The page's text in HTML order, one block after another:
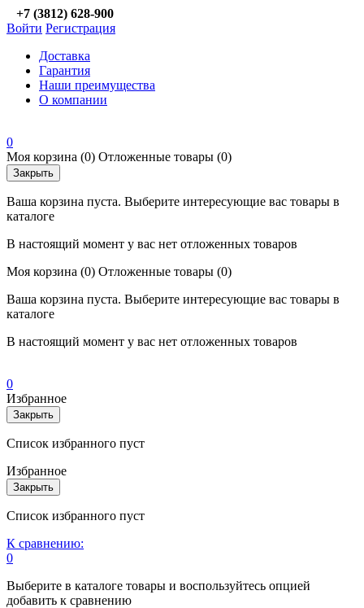
+7 (3812) 628-900
Войти Регистрация
Доставка
Гарантия
Наши преимущества
О компании
0
Моя корзина (0) Отложенные товары (0)
Закрыть
Ваша корзина пуста. Выберите интересующие вас товары в
каталоге
В настоящий момент у вас нет отложенных товаров
Моя корзина (0) Отложенные товары (0)
Ваша корзина пуста. Выберите интересующие вас товары в
каталоге
В настоящий момент у вас нет отложенных товаров
0
Избранное
Закрыть
Список избранного пуст
Избранное
Закрыть
Список избранного пуст
К сравнению:
0
Выберите в каталоге товары и воспользуйтесь опцией
добавить к сравнению